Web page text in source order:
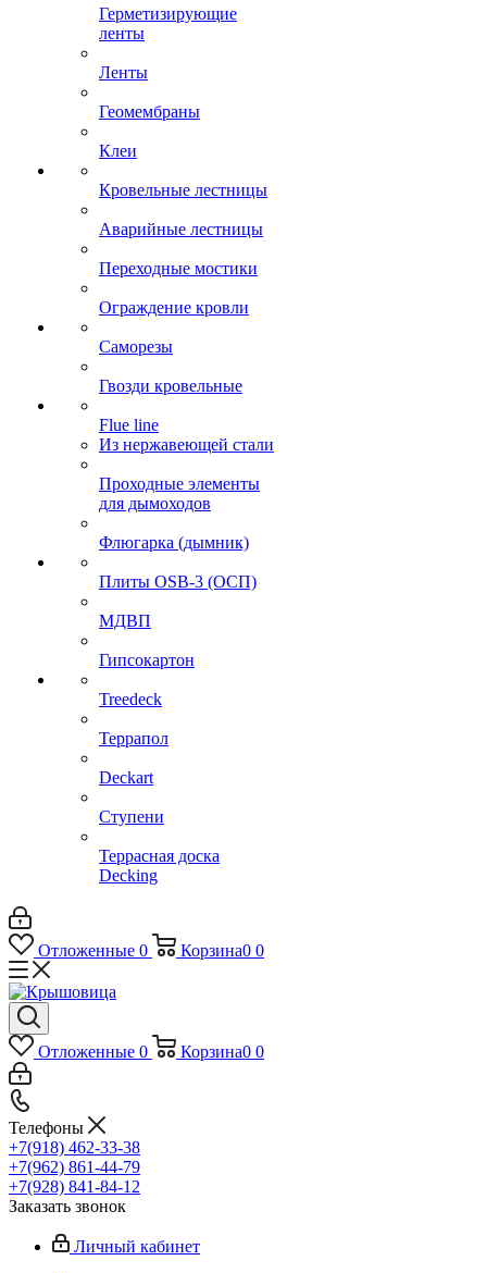
Герметизирующие
ленты
Ленты
Геомембраны
Клеи
Кровельные лестницы
Аварийные лестницы
Переходные мостики
Ограждение кровли
Саморезы
Гвозди кровельные
Flue line
Из нержавеющей стали
Проходные элементы
для дымоходов
Флюгарка (дымник)
Плиты OSB-3 (ОСП)
МДВП
Гипсокартон
Treedeck
Террапол
Deckart
Ступени
Террасная доска
Decking
Отложенные 0 Корзина0 0
Отложенные 0 Корзина0 0
Телефоны
+7(918) 462-33-38
+7(962) 861-44-79
+7(928) 841-84-12
Заказать звонок
Личный кабинет